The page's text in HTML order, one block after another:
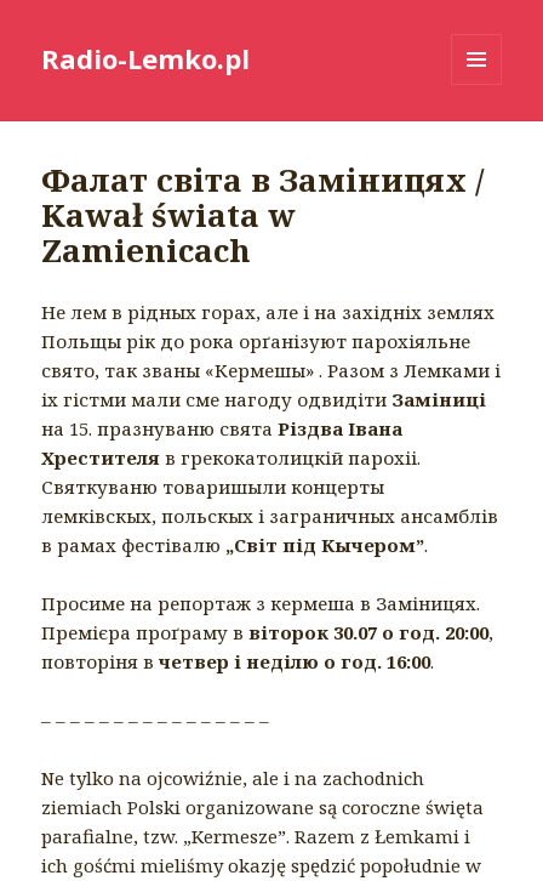
Radio-Lemko.pl
Фалат світа в Заміницях /
Kawał świata w
Zamienicach
Не лем в рідных горах, але і на західніх землях
Польщы рік до рока орґанізуют парохіяльне
свято, так званы «Кермешы» . Разом з Лемками і
іх гістми мали сме нагоду одвидіти Заміниці
на 15. празнуваню святаРіздва Івана
Хрестителя в грекокатолицкій парохіі.
Святкуваню товаришыли концерты
лемківскых, польскых і заграничных ансамблів
в рамах фестівалю „Світ під Кычером”.
Просиме на репортаж з кермеша в Заміницях.
Премієра проґраму ввіторок 30.07 о год. 20:00,
повторіня вчетвер і неділю о год. 16:00.
– – – – – – – – – – – – – – – –
Ne tylko na ojcowiźnie, ale i na zachodnich
ziemiach Polski organizowane są coroczne święta
parafialne, tzw. „Kermesze”. Razem z Łemkami i
ich gośćmi mieliśmy okazję spędzić popołudnie w